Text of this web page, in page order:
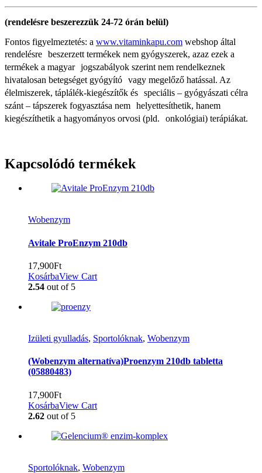
(rendelésre beszerezzük 24-72 órán belül)
Fontos figyelmeztetés: a www.vitaminkapu.com webshop által
rendelésre beszerzett termékek nem gyógyszerek, azaz ezek a
termékek a magyar jogszabályok szerint nem rendelkeznek
hivatalosan betegséget gyógyító vagy megelőző hatással. Az
élelmiszerek, táplálék-kiegészítők és speciális – gyógyászati célra
szánt – tápszerek fogyasztása nem helyettesíthetik, hanem
kiegészíthetik a hagyományos orvosi (pld. onkológiai) terápiákat.
Kapcsolódó termékek
Wobenzym
Avitale ProEnzym 210db
17,900Ft
KosárbaView Cart
2.54 out of 5
Izületi gyulladás, Sportolóknak, Wobenzym
(Wobenzym alternatíva)Proenzym 210db tabletta
(05880483)
17,900Ft
KosárbaView Cart
2.62 out of 5
Sportolóknak, Wobenzym